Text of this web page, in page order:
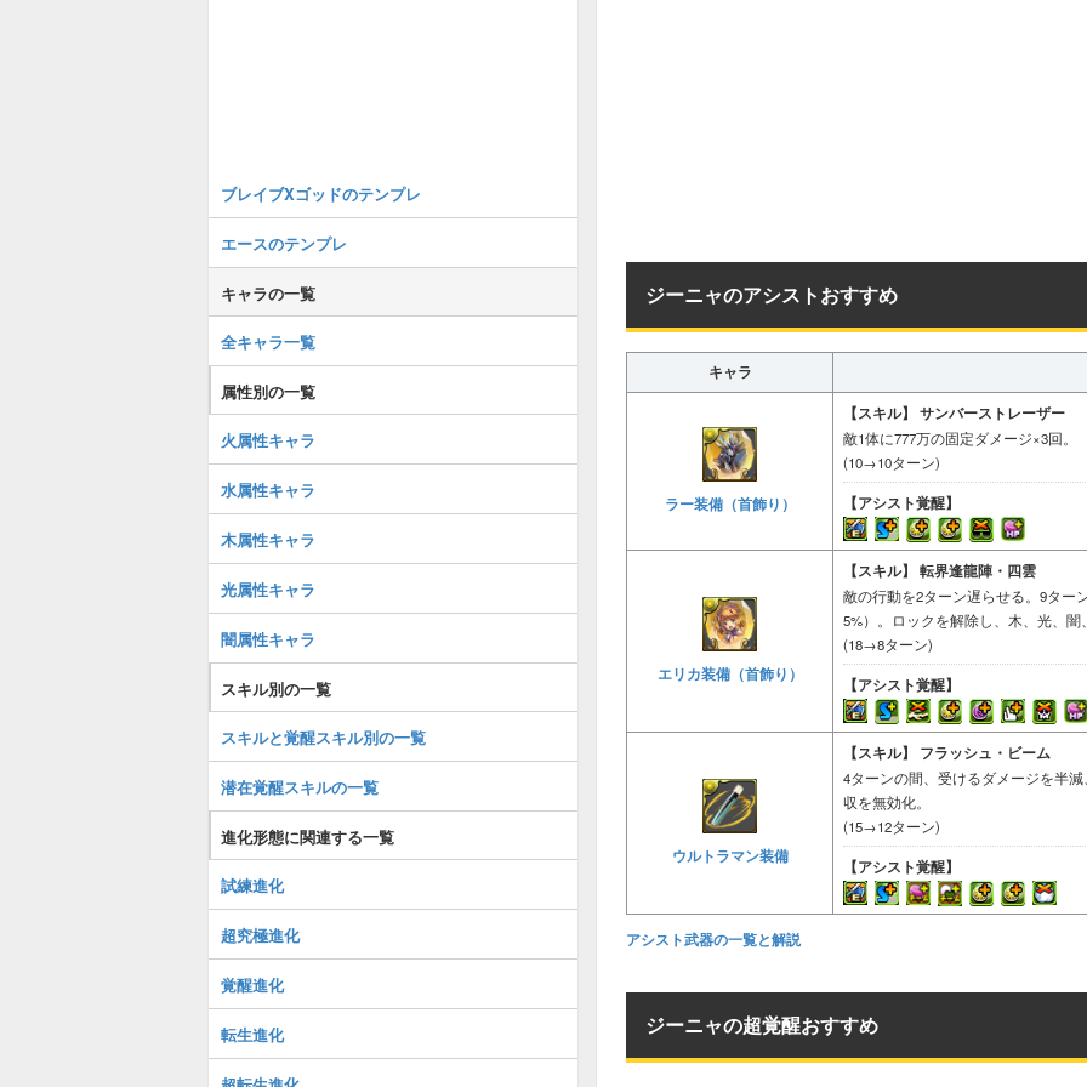
ジーニャのアシストおすすめ
キャラ
ラー装備（首飾り）
【スキル】 サンバーストレーザー
敵1体に777万の固定ダメージ×3回。
(10→10ターン)
【アシスト覚醒】
エリカ装備（首飾り）
【スキル】 転界逢龍陣・四雲
敵の行動を2ターン遅らせる。9ター
5%）。ロックを解除し、木、光、闇
(18→8ターン)
【アシスト覚醒】
ウルトラマン装備
【スキル】 フラッシュ・ビーム
4ターンの間、受けるダメージを半
収を無効化。
(15→12ターン)
【アシスト覚醒】
アシスト武器の一覧と解説
ジーニャの超覚醒おすすめ
ブレイブXゴッドのテンプレ
エースのテンプレ
キャラの一覧
全キャラ一覧
属性別の一覧
火属性キャラ
水属性キャラ
木属性キャラ
光属性キャラ
闇属性キャラ
スキル別の一覧
スキルと覚醒スキル別の一覧
潜在覚醒スキルの一覧
進化形態に関連する一覧
試練進化
超究極進化
覚醒進化
転生進化